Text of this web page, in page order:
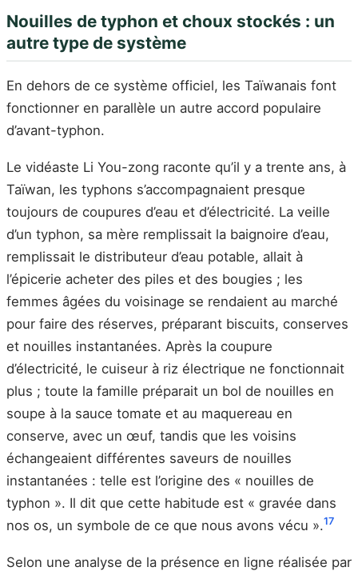
Nouilles de typhon et choux stockés : un
autre type de système
En dehors de ce système officiel, les Taïwanais font
fonctionner en parallèle un autre accord populaire
d’avant-typhon.
Le vidéaste Li You-zong raconte qu’il y a trente ans, à
Taïwan, les typhons s’accompagnaient presque
toujours de coupures d’eau et d’électricité. La veille
d’un typhon, sa mère remplissait la baignoire d’eau,
remplissait le distributeur d’eau potable, allait à
l’épicerie acheter des piles et des bougies ; les
femmes âgées du voisinage se rendaient au marché
pour faire des réserves, préparant biscuits, conserves
et nouilles instantanées. Après la coupure
d’électricité, le cuiseur à riz électrique ne fonctionnait
plus ; toute la famille préparait un bol de nouilles en
soupe à la sauce tomate et au maquereau en
conserve, avec un œuf, tandis que les voisins
échangeaient différentes saveurs de nouilles
instantanées : telle est l’origine des « nouilles de
typhon ». Il dit que cette habitude est « gravée dans
nos os, un symbole de ce que nous avons vécu ».17
Selon une analyse de la présence en ligne réalisée par